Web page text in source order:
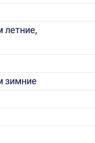
летние,
зимние